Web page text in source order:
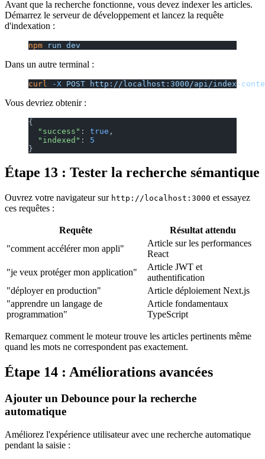
Avant que la recherche fonctionne, vous devez indexer les articles.
Démarrez le serveur de développement et lancez la requête
d'indexation :
npm run dev
Dans un autre terminal :
curl -X POST http://localhost:3000/api/index-
Vous devriez obtenir :
{
  "success"
: true ,
  "indexed"
: 5
}
Étape 13 : Tester la recherche sémantique
Ouvrez votre navigateur sur http://localhost:3000 et essayez
ces requêtes :
Requête
Résultat attendu
"comment accélérer mon appli"
Article sur les performances
React
"je veux protéger mon application"
Article JWT et
authentification
"déployer en production"
Article déploiement Next.js
"apprendre un langage de
programmation"
Article fondamentaux
TypeScript
Remarquez comment le moteur trouve les articles pertinents même
quand les mots ne correspondent pas exactement.
Étape 14 : Améliorations avancées
Ajouter un Debounce pour la recherche
automatique
Améliorez l'expérience utilisateur avec une recherche automatique
pendant la saisie :